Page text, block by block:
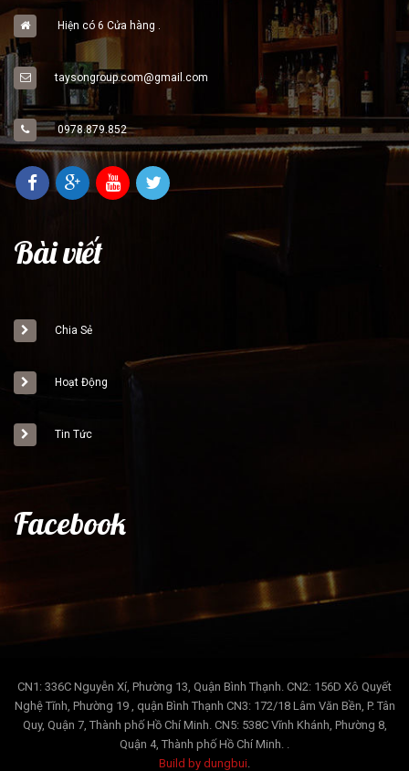
Hiện có 6 Cửa hàng .
taysongroup.com@gmail.com
0978.879.852
Bài viết
Chia Sẻ
Hoạt Động
Tin Tức
Facebook
CN1: 336C Nguyễn Xí, Phường 13, Quận Bình Thạnh. CN2: 156D Xô Quyết
Nghệ Tĩnh, Phường 19 , quận Bình Thạnh CN3: 172/18 Lâm Văn Bền, P. Tân
Quy, Quận 7, Thành phố Hồ Chí Minh. CN5: 538C Vĩnh Khánh, Phường 8,
Quận 4, Thành phố Hồ Chí Minh. .
Build by dungbui.